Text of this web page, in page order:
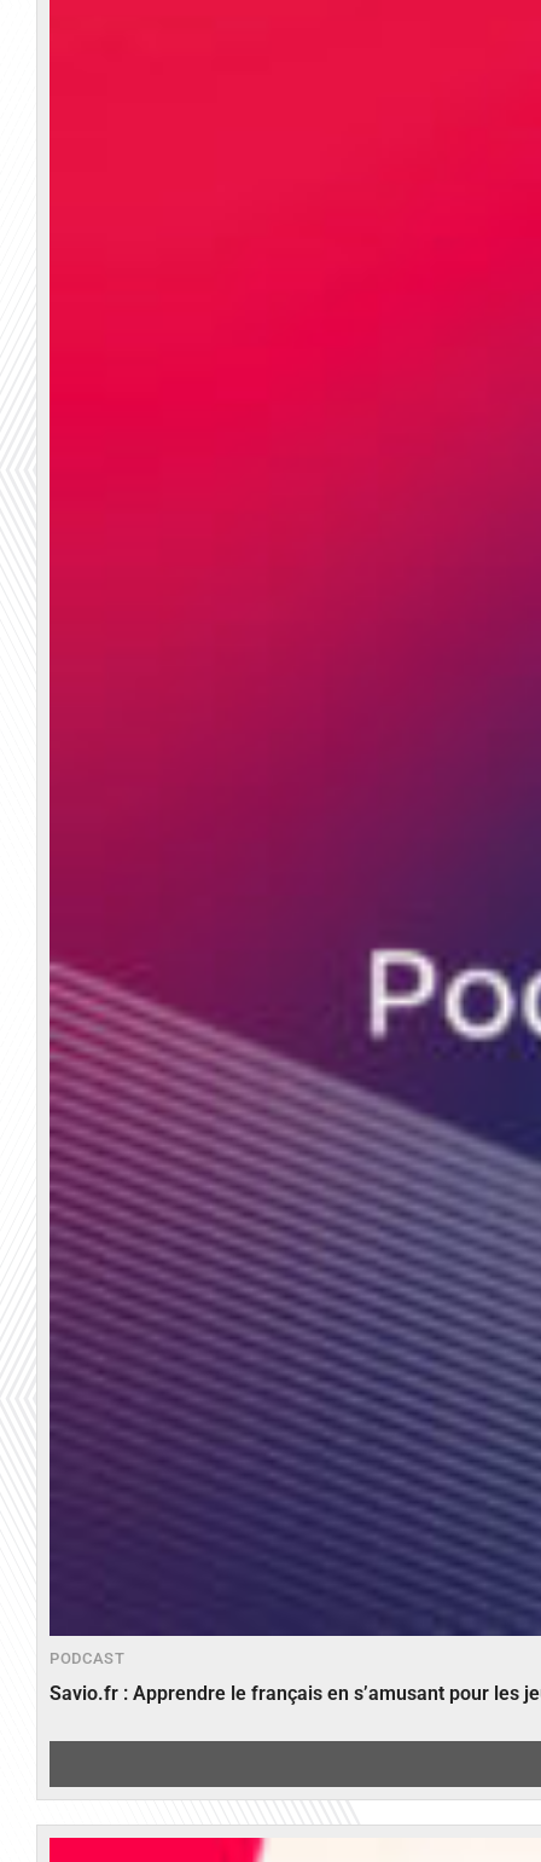
PODCAST
Savio.fr : Apprendre le français en s’amusant pour les